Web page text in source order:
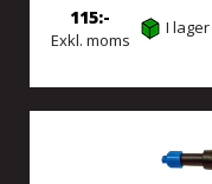
Exkl. moms
115 I lager